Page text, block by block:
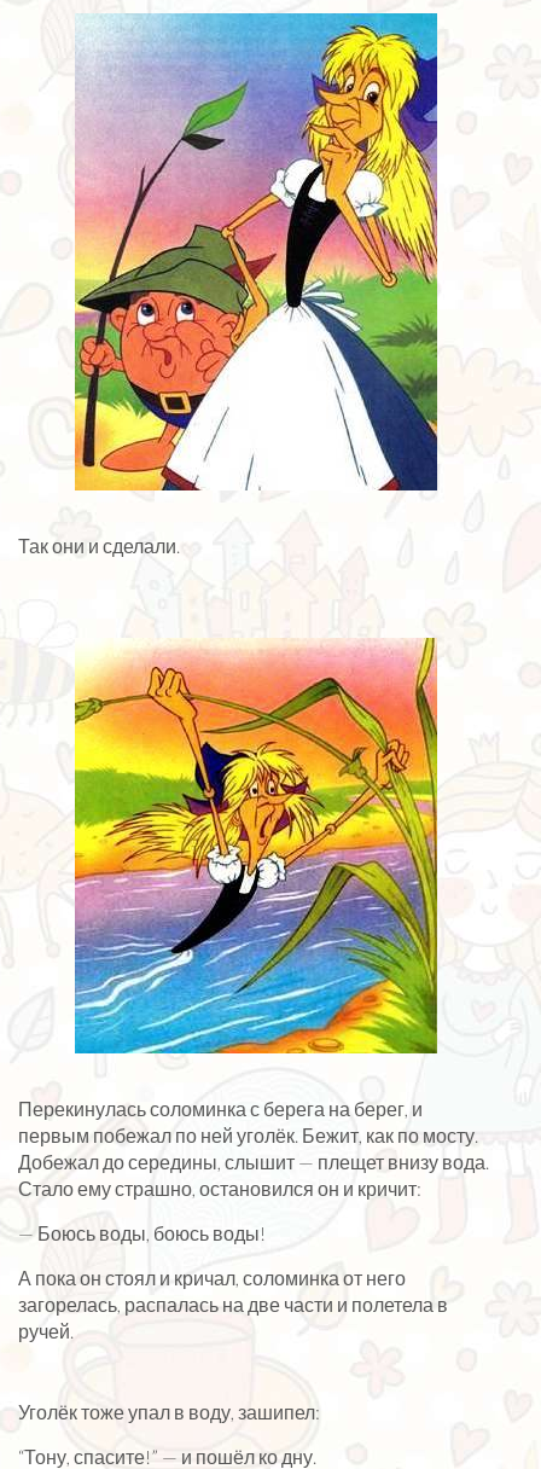
Так они и сделали.
Перекинулась соломинка с берега на берег, и
первым побежал по ней уголёк. Бежит, как по мосту.
Добежал до середины, слышит — плещет внизу вода.
Стало ему страшно, остановился он и кричит:
— Боюсь воды, боюсь воды!
А пока он стоял и кричал, соломинка от него
загорелась, распалась на две части и полетела в
ручей.
Уголёк тоже упал в воду, зашипел:
“Тону, спасите!” — и пошёл ко дну.